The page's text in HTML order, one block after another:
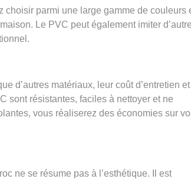
choisir parmi une large gamme de couleurs
Le PVC peut également imiter
d’autres matériaux, leur coût d’entretien et
sont résistantes, faciles à nettoyer et ne
vous réaliserez des économies sur
ne se résume pas à l’esthétique. Il est